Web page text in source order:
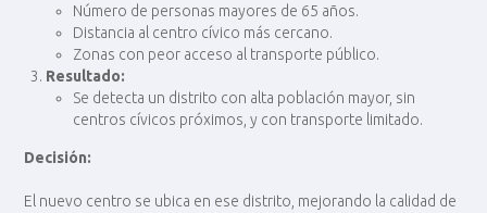
Número de personas mayores de 65 años.
Distancia al centro cívico más cercano.
Zonas con peor acceso al transporte público.
Resultado:
Se detecta un distrito con alta población mayor, sin
centros cívicos próximos, y con transporte limitado.
Decisión:
El nuevo centro se ubica en ese distrito, mejorando la calidad de